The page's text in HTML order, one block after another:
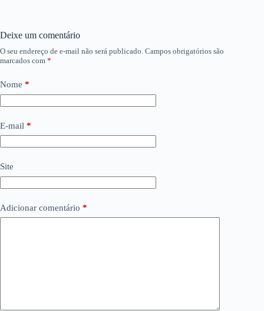
Deixe um comentário
O seu endereço de e-mail não será publicado. Campos obrigatórios são
marcados com *
Nome *
E-mail *
Site
Adicionar comentário *